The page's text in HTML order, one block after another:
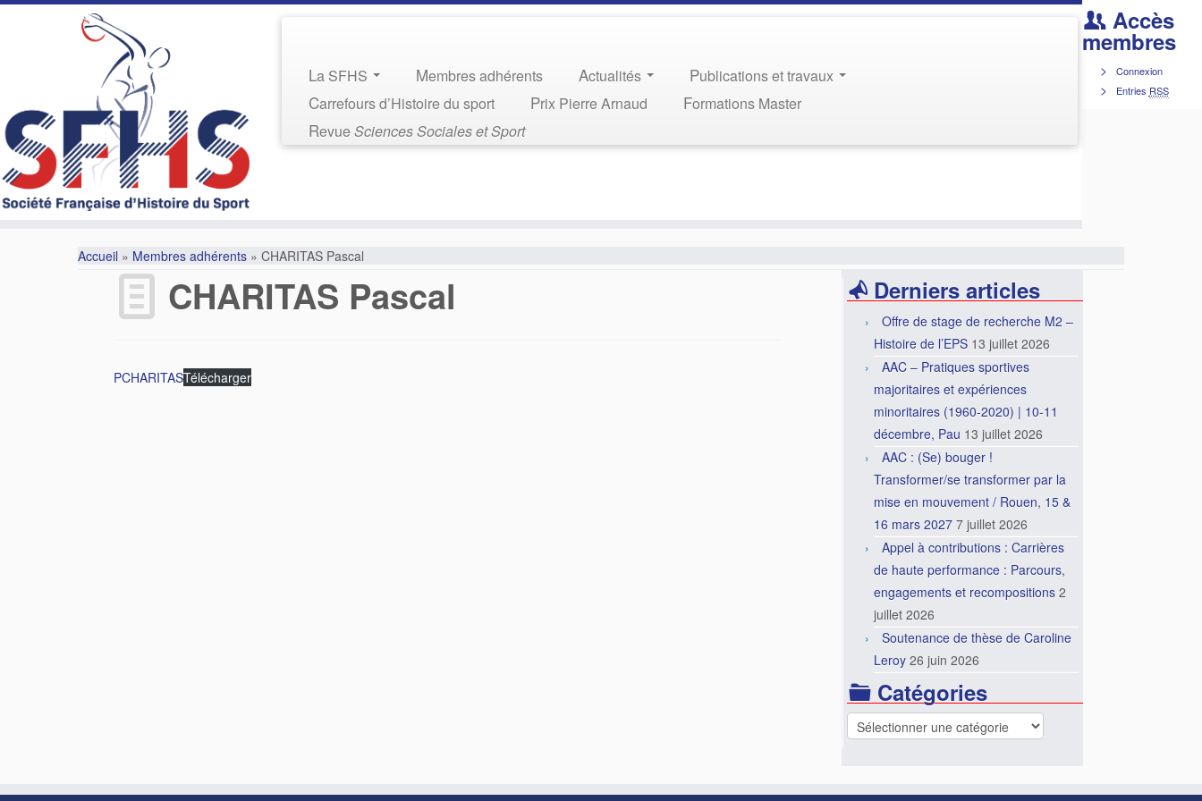
Accès
membres
Connexion
Entries RSS
La SFHS Membres adhérents Actualités
Publications et travaux
Carrefours d’Histoire du sport
Prix Pierre Arnaud
Formations Master
RevueSciences Sociales et Sport
Accueil » Membres adhérents » CHARITAS Pascal
CHARITAS Pascal
PCHARITASTélécharger
Derniers articles
Offre de stage de recherche M2 –
Histoire de l’EPS 13 juillet 2026
AAC – Pratiques sportives
majoritaires et expériences
minoritaires (1960-2020) | 10-11
décembre, Pau 13 juillet 2026
AAC : (Se) bouger !
Transformer/se transformer par la
mise en mouvement / Rouen, 15 &
16 mars 2027 7 juillet 2026
Appel à contributions : Carrières
de haute performance : Parcours,
engagements et recompositions 2
juillet 2026
Soutenance de thèse de Caroline
Leroy 26 juin 2026
Catégories
Catégories